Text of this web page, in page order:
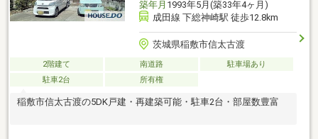
築年月 1993年5月(築33年4ヶ月)
成田線 下総神崎駅 徒歩12.8km
茨城県稲敷市信太古渡
2階建て 南道路
駐車場あり
駐車2台
所有権
稲敷市信太古渡の5DK戸建・再建築可能・駐車2台・部屋数豊富